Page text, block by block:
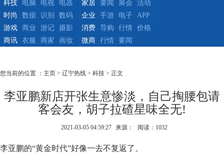
科技
电脑 电视
电器
时尚
数据 识别 数码
家居 要闻 展会
活动
企业
手游 电子
APP
游戏
商业 游记
摄影
商讯
衣服 商家 画妆
消费 导购 行情
价格
微商
行情 要闻
您当前的位置 ： 主页 > 辽宁热线 > 科技 > 正文
李亚鹏新店开张生意惨淡，自己掏腰包请
客会友，胡子拉碴星味全无!
2021-03-05 04:59:27 来源： 阅读：1032
李亚鹏的“黄金时代”好像一去不复返了。